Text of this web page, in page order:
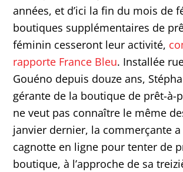
années, et d’ici la fin du mois de
boutiques supplémentaires de
féminin cesseront leur activité,
rapporte France Bleu. Installée
Gouéno depuis douze ans,
gérante de la boutique de prêt-à-
ne veut pas connaître le même
janvier dernier, la commerçante
cagnotte en ligne pour tenter de
boutique, à l’approche de sa